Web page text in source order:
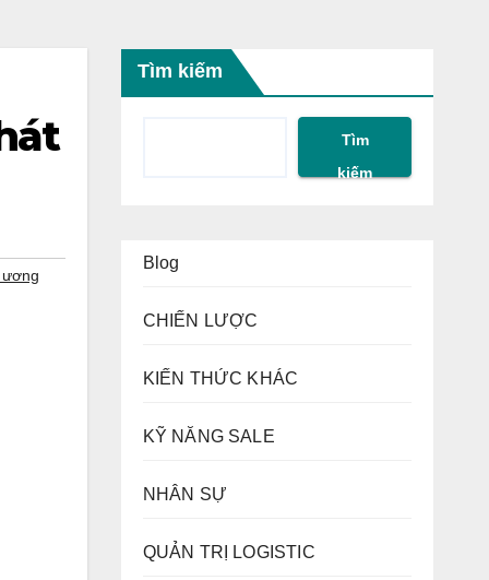
Tìm kiếm
Tìm
kiếm
Blog
CHIẾN LƯỢC
KIẾN THỨC KHÁC
KỸ NĂNG SALE
NHÂN SỰ
QUẢN TRỊ LOGISTIC